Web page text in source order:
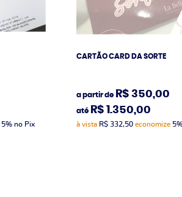
5% no Pix
CARTÃO CARD DA SORTE
a partir de R$ 350,00
até R$ 1.350,00
à vista R$ 332,50economize